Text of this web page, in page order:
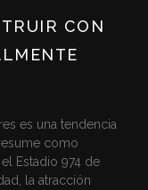
CON
es una tendencia
como
Estadio 974 de
la atracción